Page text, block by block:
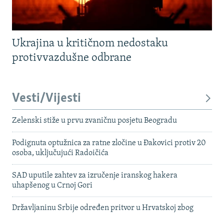
Ukrajina u kritičnom nedostaku
protivvazdušne odbrane
Vesti/Vijesti
Zelenski stiže u prvu zvaničnu posjetu Beogradu
Podignuta optužnica za ratne zločine u Đakovici protiv 20
osoba, uključujući Radoičića
SAD uputile zahtev za izručenje iranskog hakera
uhapšenog u Crnoj Gori
Državljaninu Srbije određen pritvor u Hrvatskoj zbog